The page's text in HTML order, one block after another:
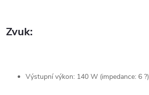
Zvuk:
Výstupní výkon: 140 W (impedance: 6 ?)